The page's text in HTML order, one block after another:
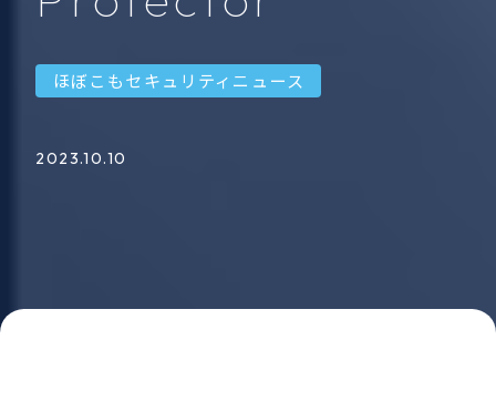
ほぼこもセキュリティニュース
2023.10.10